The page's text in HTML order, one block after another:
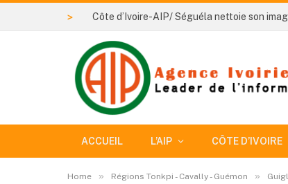
>
ACCUEIL L’AIP CÔTE D’IVOIRE
Home » Régions Tonkpi - Cavally - Guémon »